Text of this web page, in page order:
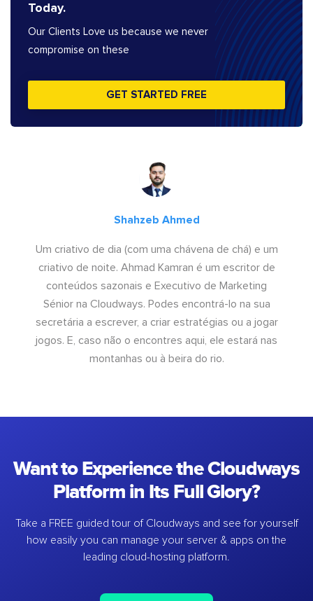
Today.
Our Clients Love us because we never
compromise on these
GET STARTED FREE
Shahzeb Ahmed
Um criativo de dia (com uma chávena de chá) e um
criativo de noite. Ahmad Kamran é um escritor de
conteúdos sazonais e Executivo de Marketing
Sénior na Cloudways. Podes encontrá-lo na sua
secretária a escrever, a criar estratégias ou a jogar
jogos. E, caso não o encontres aqui, ele estará nas
montanhas ou à beira do rio.
Want to Experience the Cloudways
Platform in Its Full Glory?
Take a FREE guided tour of Cloudways and see for yourself
how easily you can manage your server & apps on the
leading cloud-hosting platform.